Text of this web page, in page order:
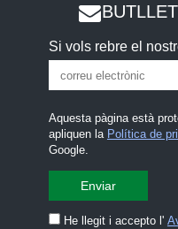
Si vols rebre el
Aquesta pàgina està
apliquen la Política de
Google.
He llegit i accepto l'